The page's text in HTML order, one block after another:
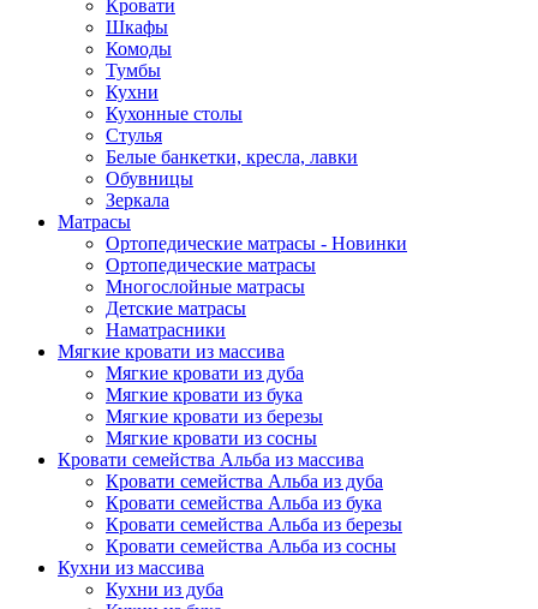
Кровати
Шкафы
Комоды
Тумбы
Кухни
Кухонные столы
Стулья
Белые банкетки, кресла, лавки
Обувницы
Зеркала
Матрасы
Ортопедические матрасы - Новинки
Ортопедические матрасы
Многослойные матрасы
Детские матрасы
Наматрасники
Мягкие кровати из массива
Мягкие кровати из дуба
Мягкие кровати из бука
Мягкие кровати из березы
Мягкие кровати из сосны
Кровати семейства Альба из массива
Кровати семейства Альба из дуба
Кровати семейства Альба из бука
Кровати семейства Альба из березы
Кровати семейства Альба из сосны
Кухни из массива
Кухни из дуба